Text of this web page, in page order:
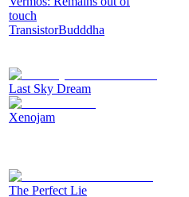
touch
TransistorBudddha
Last Sky Dream
Xenojam
The Perfect Lie